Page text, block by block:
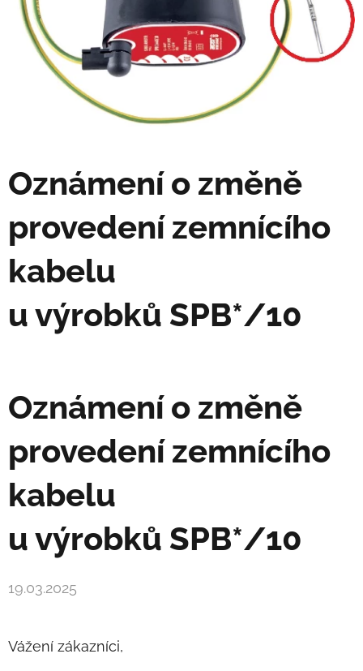
Oznámení o změně
provedení zemnícího
kabelu
u výrobků SPB*/10
Oznámení o změně
provedení zemnícího
kabelu
u výrobků SPB*/10
19.03.2025
Vážení zákazníci,